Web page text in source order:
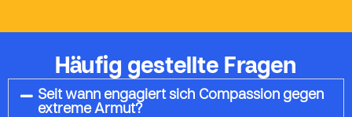
Häufig gestellte Fragen
Seit wann engagiert sich Compassion gegen
extreme Armut?